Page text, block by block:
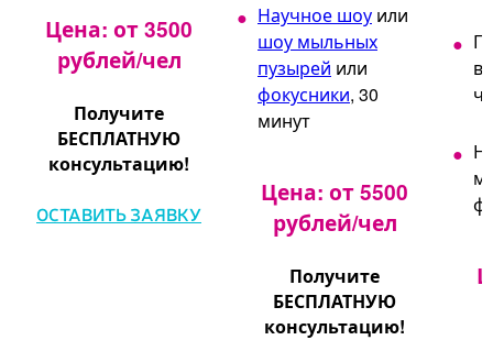
Цена: от 3500
рублей/чел
Получите
БЕСПЛАТНУЮ
консультацию!
ОСТАВИТЬ ЗАЯВКУ
Научное шоу или
шоу мыльных
пузырей или
фокусники, 30
минут
Цена: от 5500
рублей/чел
Получите
БЕСПЛАТНУЮ
консультацию!